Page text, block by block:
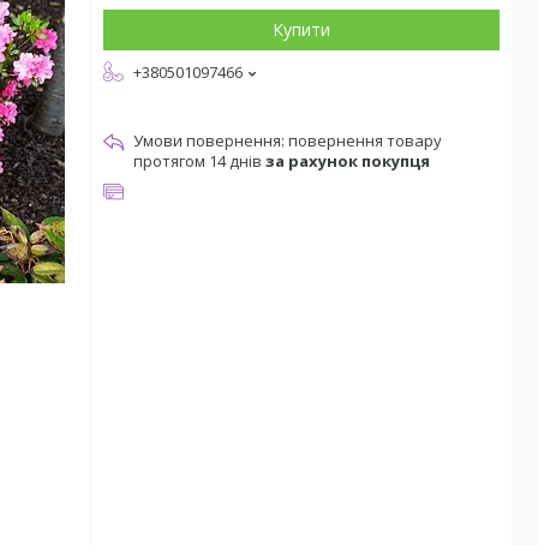
Купити
+380501097466
повернення товару
протягом 14 днів за рахунок покупця